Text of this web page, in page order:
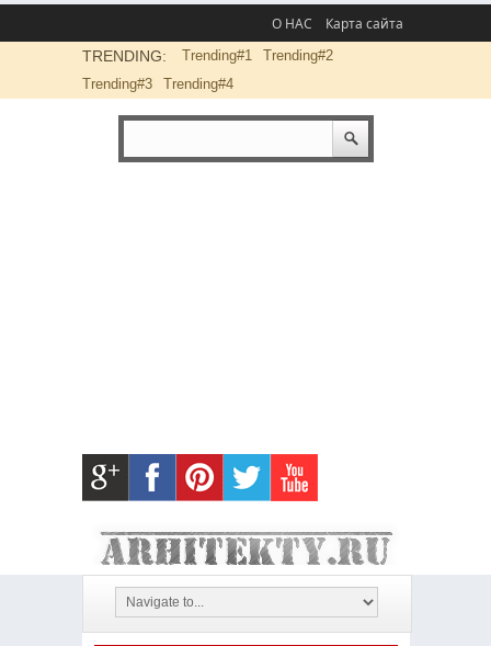
О НАС Карта сайта
TRENDING: Trending#1
Trending#2
Trending#3
Trending#4